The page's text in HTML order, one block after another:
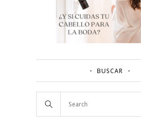
BUSCAR